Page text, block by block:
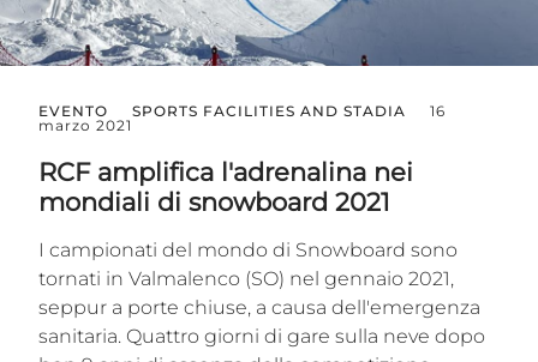
EVENTO SPORTS FACILITIES AND STADIA
16
marzo 2021
RCF amplifica l'adrenalina nei
mondiali di snowboard 2021
I campionati del mondo di Snowboard sono
tornati in Valmalenco (SO) nel gennaio 2021,
seppur a porte chiuse, a causa dell'emergenza
sanitaria. Quattro giorni di gare sulla neve dopo